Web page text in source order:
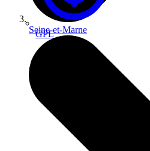
GPL
Seine-et-Marne